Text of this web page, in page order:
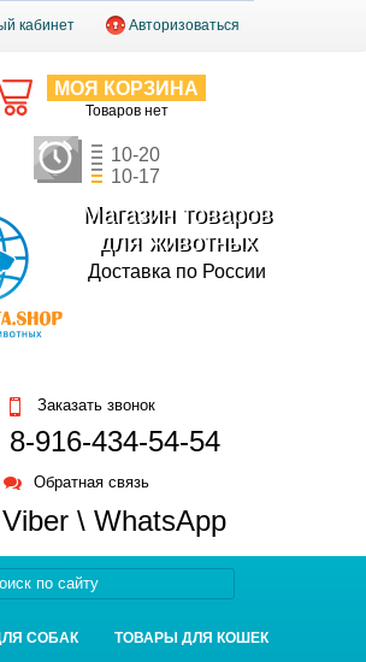
кабинет Авторизоваться
МОЯ КОРЗИНА
Товаров нет
10-20
10-17
Магазин товаров
для животных
Доставка по России
Заказать звонок
8-916-434-54-54
Обратная связь
Viber \ WhatsApp
СОБАК ТОВАРЫ ДЛЯ КОШЕК